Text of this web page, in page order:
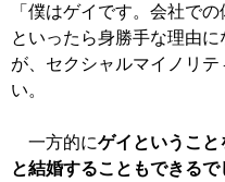
「僕はゲイです。会社で
といったら身勝手な理由
が、セクシャルマイノリ
い。
一方的にゲイというこ
と結婚することもできる